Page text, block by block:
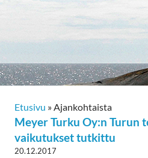
Etusivu » Ajankohtaista
Meyer Turku Oy:n Turun
vaikutukset tutkittu
20.12.2017